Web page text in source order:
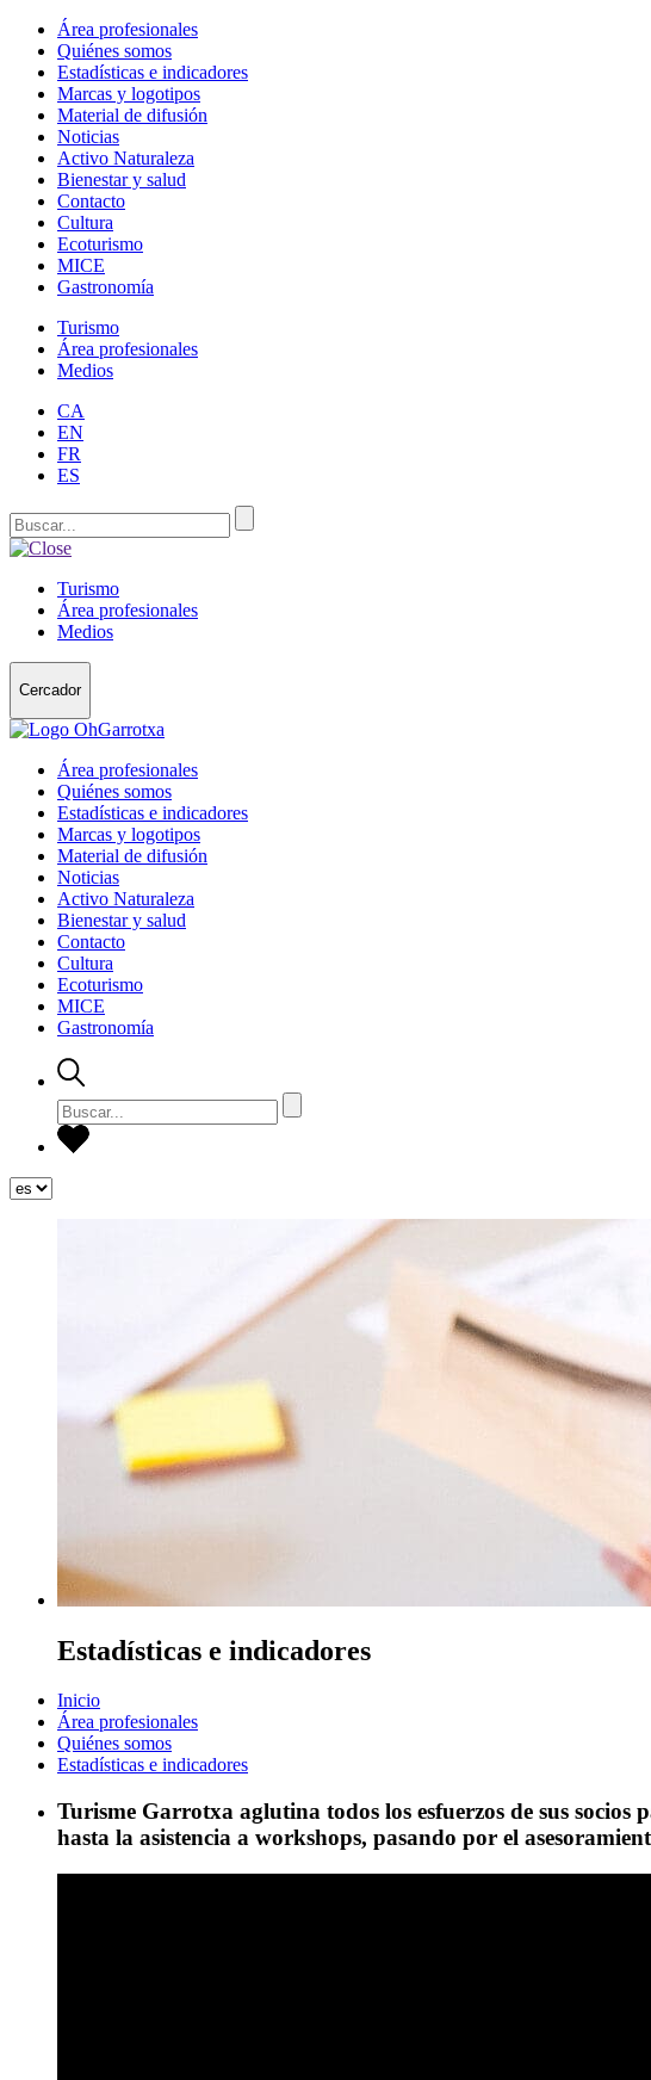
Área profesionales
Quiénes somos
Estadísticas e indicadores
Marcas y logotipos
Material de difusión
Noticias
Activo Naturaleza
Bienestar y salud
Contacto
Cultura
Ecoturismo
MICE
Gastronomía
Turismo
Área profesionales
Medios
CA
EN
FR
ES
Turismo
Área profesionales
Medios
Cercador
Área profesionales
Quiénes somos
Estadísticas e indicadores
Marcas y logotipos
Material de difusión
Noticias
Activo Naturaleza
Bienestar y salud
Contacto
Cultura
Ecoturismo
MICE
Gastronomía
Estadísticas e indicadores
Inicio
Área profesionales
Quiénes somos
Estadísticas e indicadores
Turisme Garrotxa aglutina todos los esfuerzos de sus
hasta la asistencia a workshops, pasando por el